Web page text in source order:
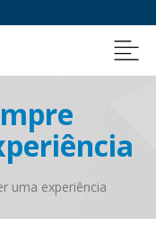
uma experiência